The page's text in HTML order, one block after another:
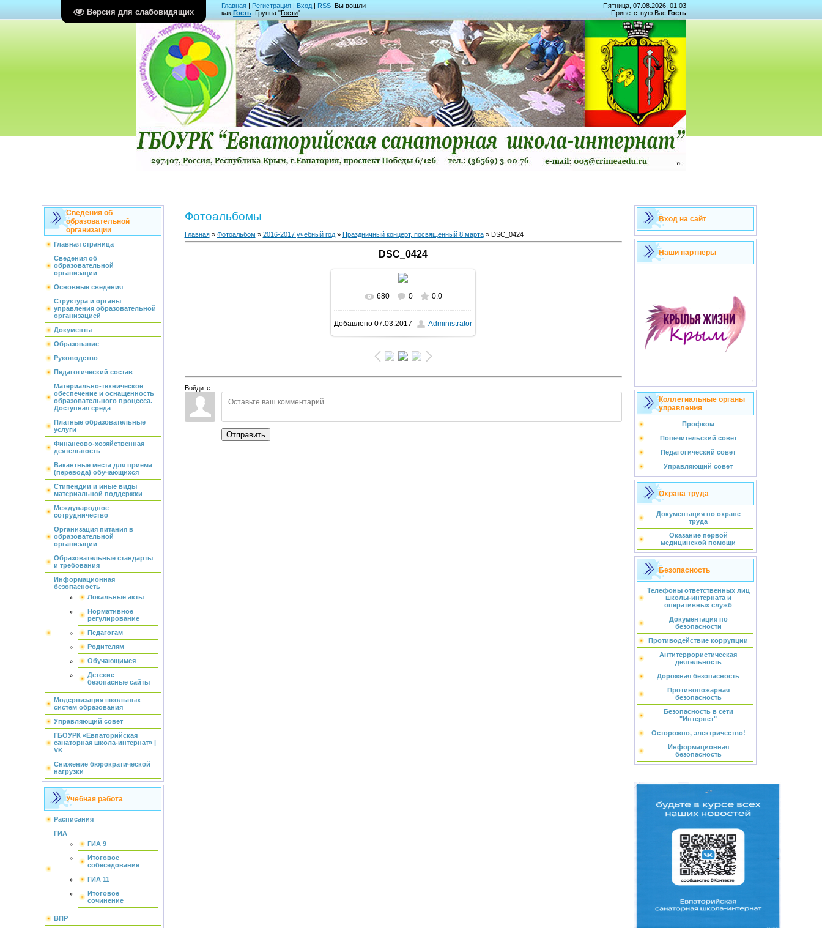
Версия для слабовидящих
Главная | Регистрация | Вход | RSS Вы вошли
как Гость Группа "Гости"
Пятница, 07.08.2026, 01:03
Приветствую Вас Гость
Сведения об
образовательной
организации
Главная страница
Сведения об
образовательной
организации
Основные сведения
Структура и органы
управления образовательной
организацией
Документы
Образование
Руководство
Педагогический состав
Материально-техническое
обеспечение и оснащенность
образовательного процесса.
Доступная среда
Платные образовательные
услуги
Финансово-хозяйственная
деятельность
Вакантные места для приема
(перевода) обучающихся
Стипендии и иные виды
материальной поддержки
Международное
сотрудничество
Организация питания в
образовательной
организации
Образовательные стандарты
и требования
Информационная
безопасность
Локальные акты
Нормативное
регулирование
Педагогам
Родителям
Обучающимся
Детские
безопасные сайты
Модернизация школьных
систем образования
Управляющий совет
ГБОУРК «Евпаторийская
санаторная школа-интернат» |
VK
Снижение бюрократической
нагрузки
Учебная работа
Расписания
ГИА
ГИА 9
Итоговое
собеседование
ГИА 11
Итоговое
сочинение
ВПР
Фотоальбомы
Главная» Фотоальбом » 2016-2017 учебный год» Праздничный концерт, посвященный 8 марта» DSC_0424
DSC_0424
В реальном размере 700x467
99.0Kb
680 0 0.0
Добавлено 07.03.2017 Administrator
Войдите:
Отправить
Вход на сайт
Наши партнеры
Коллегиальные органы
управления
Профком
Попечительский совет
Педагогический совет
Управляющий совет
Охрана труда
Документация по охране
труда
Оказание первой
медицинской помощи
Безопасность
Телефоны ответственных лиц
школы-интерната и
оперативных служб
Документация по
безопасности
Противодействие коррупции
Антитеррористическая
деятельность
Дорожная безопасность
Противопожарная
безопасность
Безопасность в сети
"Интернет"
Осторожно, электричество!
Информационная
безопасность